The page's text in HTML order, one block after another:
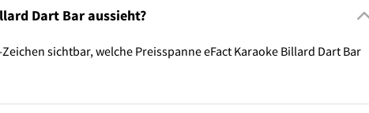
Dart Bar aussieht?
sichtbar, welche Preisspanne eFact Karaoke Billard Dart Bar